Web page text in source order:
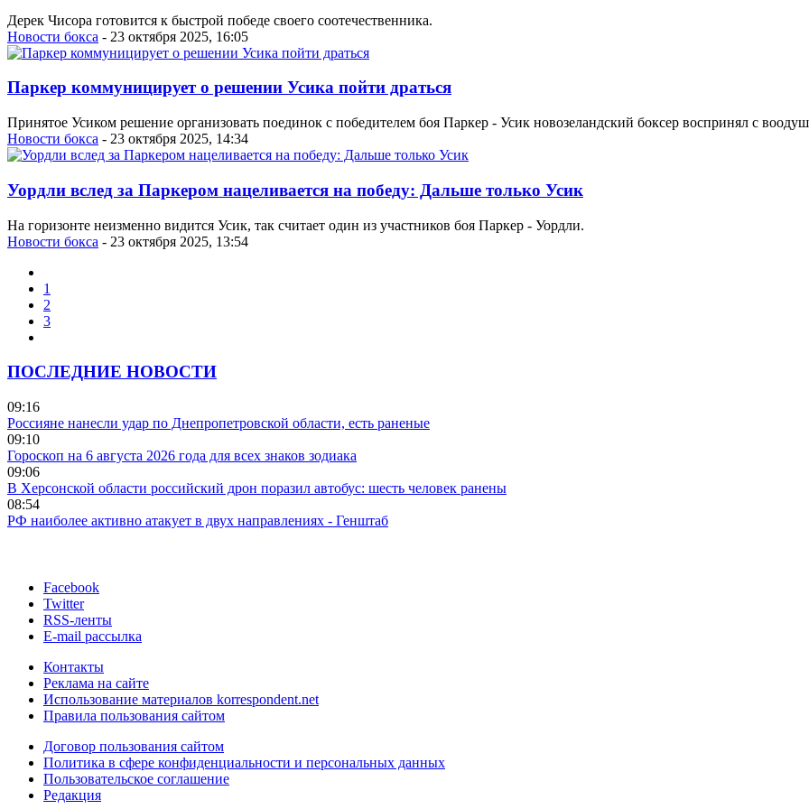
Дерек Чисора готовится к быстрой победе своего соотечественника.
Новости бокса - 23 октября 2025, 16:05
Паркер коммуницирует о решении Усика пойти драться
Принятое Усиком решение организовать поединок с победителем боя Паркер - Усик новозеландский боксер воспринял с
Новости бокса - 23 октября 2025, 14:34
Уордли вслед за Паркером нацеливается на победу: Дальше только Усик
На горизонте неизменно видится Усик, так считает один из участников боя Паркер - Уордли.
Новости бокса - 23 октября 2025, 13:54
1
2
3
ПОСЛЕДНИЕ НОВОСТИ
09:16
Россияне нанесли удар по Днепропетровской области, есть раненые
09:10
Гороскоп на 6 августа 2026 года для всех знаков зодиака
09:06
В Херсонской области российский дрон поразил автобус: шесть человек ранены
08:54
РФ наиболее активно атакует в двух направлениях - Генштаб
Facebook
Twitter
RSS-ленты
E-mail рассылка
Контакты
Реклама на сайте
Использование материалов korrespondent.net
Правила пользования сайтом
Договор пользования сайтом
Политика в сфере конфиденциальности и персональных данных
Пользовательское соглашение
Редакция